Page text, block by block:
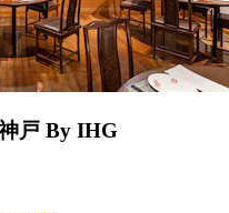
戸 By IHG